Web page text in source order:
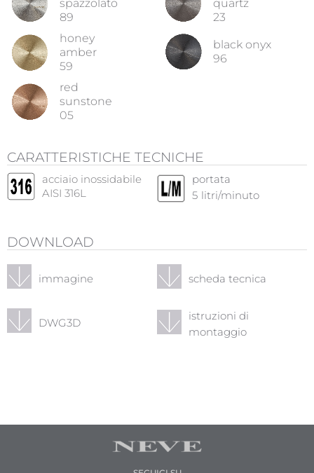
spazzolato
89
quartz
23
honey
amber
59
black onyx
96
red
sunstone
05
CARATTERISTICHE TECNICHE
acciaio inossidabile
AISI 316L
portata
5 litri/minuto
DOWNLOAD
immagine scheda tecnica
DWG3D
istruzioni di
montaggio